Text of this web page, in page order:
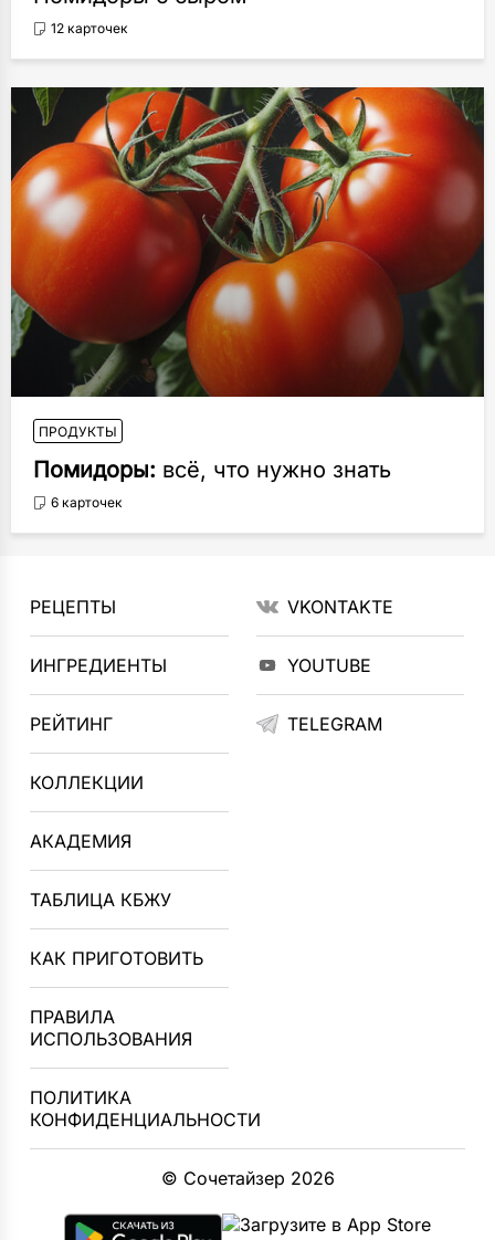
12 карточек
ПРОДУКТЫ
Помидоры: всё, что нужно знать
6 карточек
РЕЦЕПТЫ
ИНГРЕДИЕНТЫ
РЕЙТИНГ
КОЛЛЕКЦИИ
АКАДЕМИЯ
ТАБЛИЦА КБЖУ
КАК ПРИГОТОВИТЬ
ПРАВИЛА
ИСПОЛЬЗОВАНИЯ
ПОЛИТИКА
КОНФИДЕНЦИАЛЬНОСТИ
VKONTAKTE
YOUTUBE
TELEGRAM
© Сочетайзер 2026